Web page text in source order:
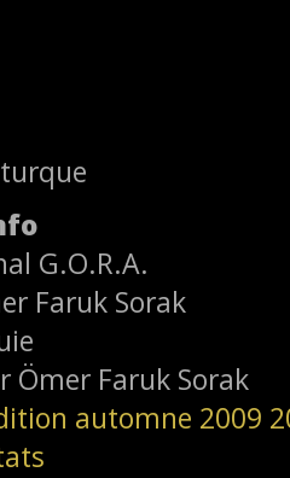
G.O.R.A.
Faruk Sorak
Ömer Faruk Sorak
automne 2009